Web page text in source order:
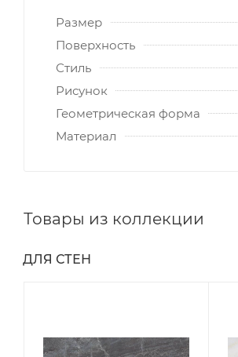
Размер
Поверхность
Стиль
Рисунок
Геометрическая форма
Материал
Товары из коллекции
ДЛЯ СТЕН